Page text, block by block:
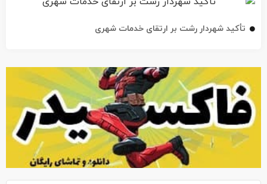
تأکید شهردار رشت بر ارتقای خدمات شهری